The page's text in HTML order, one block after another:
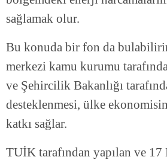
sağlamak olur.
Bu konuda bir fon da
merkezi kamu kurumu
ve Şehircilik Bakanlığı
desteklenmesi, ülke
katkı sağlar.
TUİK tarafından yapılan ve